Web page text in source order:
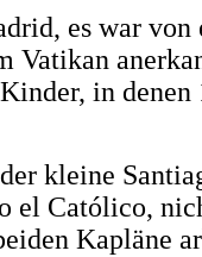
es war
Vatikan
in denen
kleine
el Católico,
Kapläne